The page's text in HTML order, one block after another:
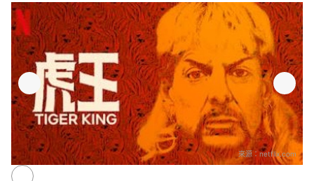
來源：netflix.com